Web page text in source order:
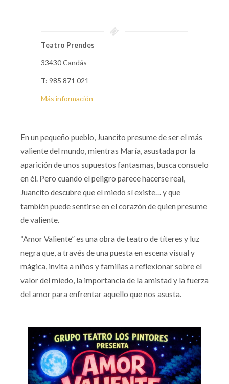
Teatro Prendes
33430 Candás
T: 985 871 021
Más información
En un pequeño pueblo, Juancito presume de ser el más
valiente del mundo, mientras María, asustada por la
aparición de unos supuestos fantasmas, busca consuelo
en él. Pero cuando el peligro parece hacerse real,
Juancito descubre que el miedo sí existe… y que
también puede sentirse en el corazón de quien presume
de valiente.
“Amor Valiente” es una obra de teatro de títeres y luz
negra que, a través de una puesta en escena visual y
mágica, invita a niños y familias a reflexionar sobre el
valor del miedo, la importancia de la amistad y la fuerza
del amor para enfrentar aquello que nos asusta.